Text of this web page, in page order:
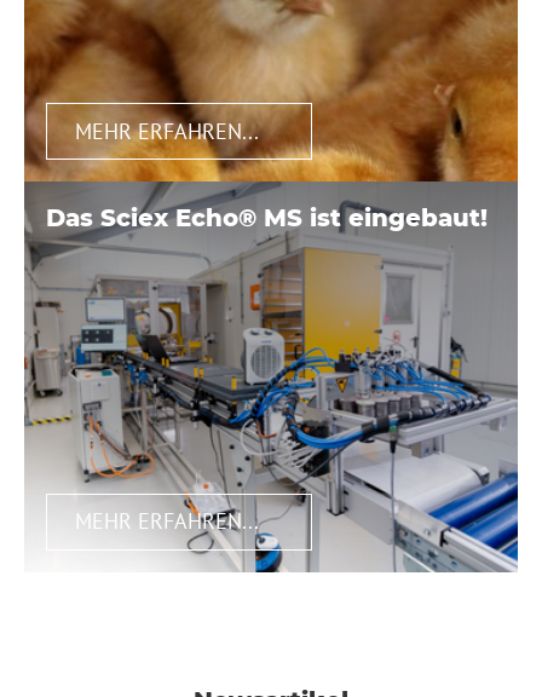
MEHR ERFAHREN...
Das Sciex Echo® MS ist eingebaut!
MEHR ERFAHREN...